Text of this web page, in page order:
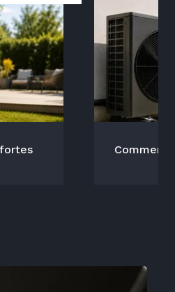
Comment